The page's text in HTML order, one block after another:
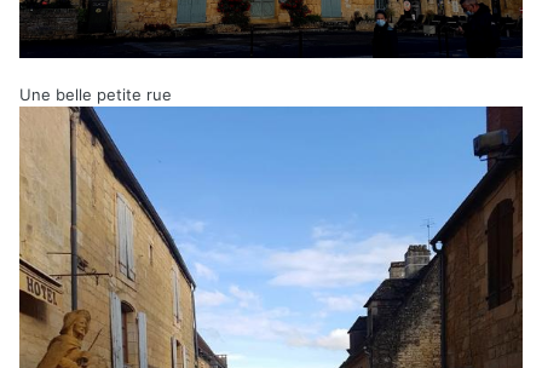
Une belle petite rue